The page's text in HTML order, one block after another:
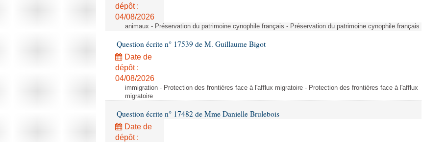
dépôt :
04/08/2026
animaux - Préservation du patrimoine cynophile français - Préservation du patrimoine cynophile français
Question écrite n° 17539 de M. Guillaume Bigot
Date de
dépôt :
04/08/2026
immigration - Protection des frontières face à l'afflux migratoire - Protection des frontières face à l'afflux
migratoire
Question écrite n° 17482 de Mme Danielle Brulebois
Date de
dépôt :